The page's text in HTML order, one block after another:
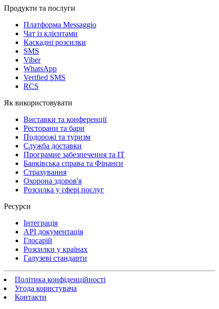
Продукти та послуги
Платформа Messaggio
Чат із клієнтами
Каскадні розсилки
SMS
Viber
WhatsApp
Verified SMS
RCS
Як використовувати
Виставки та конференції
Ресторани та бари
Подорожі та туризм
Служба доставки
Програмне забезпечення та IT
Банківська справа та Фінанси
Страхування
Охорона здоров'я
Розсилка у сфері послуг
Ресурси
Інтеграція
API документація
Глосарій
Розсилки у країнах
Галузеві стандарти
Політика конфіденційності
Угода користувача
Контакти